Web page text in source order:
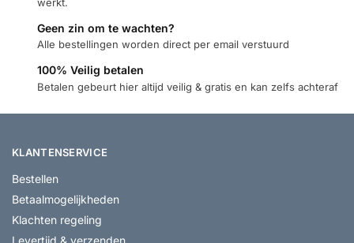
Geen zin om te wachten?
Alle bestellingen worden direct per email verstuurd
100% Veilig betalen
Betalen gebeurt hier altijd veilig & gratis en kan zelfs achteraf
KLANTENSERVICE
Bestellen
Betaalmogelijkheden
Klachten regeling
Levertijd & verzenden